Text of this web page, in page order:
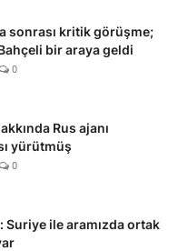
sonrası kritik görüşme;
bir araya geldi
0
Rus ajanı
yürütmüş
0
Suriye ile aramızda ortak